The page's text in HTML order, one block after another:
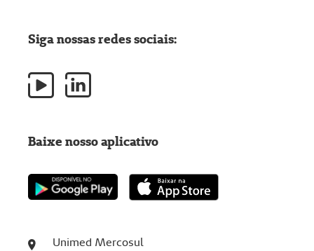
Unimed Mercosul
Siga nossas redes sociais:
Baixe nosso aplicativo